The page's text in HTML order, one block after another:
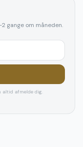
gange om måneden.
altid afmelde dig.